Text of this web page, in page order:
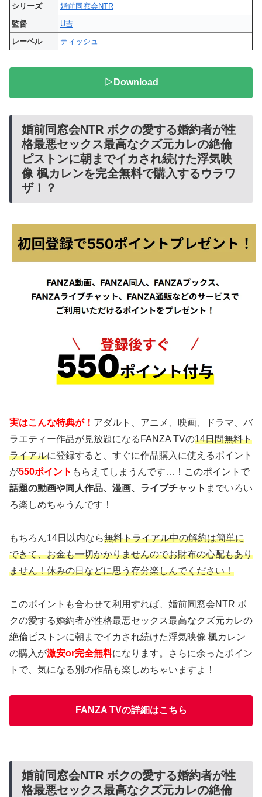
シリーズ
婚前同窓会NTR
監督
U吉
レーベル
ティッシュ
▷Download
婚前同窓会NTR ボクの愛する婚約者が性
格最悪セックス最高なクズ元カレの絶倫
ピストンに朝までイカされ続けた浮気映
像 楓カレンを完全無料で購入するウラワ
ザ！？
実はこんな特典が！ アダルト、アニメ、映画、ドラマ、バ
ラエティー作品が見放題になるFANZA TVの14日間無料ト
ライアルに登録すると、すぐに作品購入に使えるポイント
が550ポイント もらえてしまうんです…！このポイントで
話題の動画や同人作品、漫画、ライブチャット までいろい
ろ楽しめちゃうんです！
もちろん14日以内なら無料トライアル中の解約は簡単に
できて、お金も一切かかりませんのでお財布の心配もあり
ません！休みの日などに思う存分楽しんでください！
このポイントも合わせて利用すれば、婚前同窓会NTR ボ
クの愛する婚約者が性格最悪セックス最高なクズ元カレの
絶倫ピストンに朝までイカされ続けた浮気映像 楓カレン
の購入が激安or完全無料になります。さらに余ったポイン
トで、気になる別の作品も楽しめちゃいますよ！
FANZA TVの詳細はこちら
婚前同窓会NTR ボクの愛する婚約者が性
格最悪セックス最高なクズ元カレの絶倫